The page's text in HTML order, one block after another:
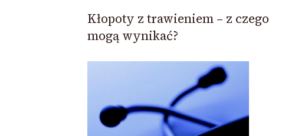
Kłopoty z trawieniem – z czego
mogą wynikać?